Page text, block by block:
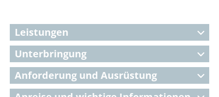
Leistungen
Unterbringung
Anforderung und Ausrüstung